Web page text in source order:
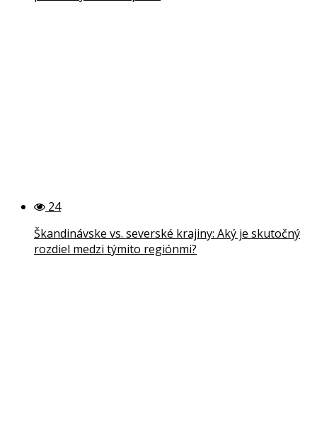
24
Škandinávske vs. severské krajiny: Aký je skutočný
rozdiel medzi týmito regiónmi?